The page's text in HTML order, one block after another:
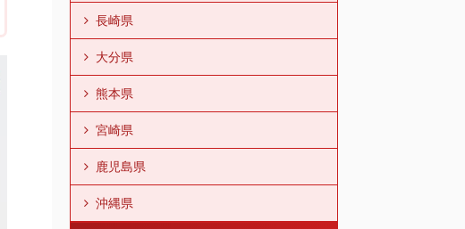
長崎県
大分県
熊本県
宮崎県
鹿児島県
沖縄県